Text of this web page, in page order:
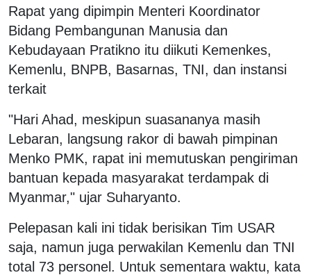
Rapat yang dipimpin Menteri Koordinator
Bidang Pembangunan Manusia dan
Kebudayaan Pratikno itu diikuti Kemenkes,
Kemenlu, BNPB, Basarnas, TNI, dan instansi
terkait
"Hari Ahad, meskipun suasananya masih
Lebaran, langsung rakor di bawah pimpinan
Menko PMK, rapat ini memutuskan pengiriman
bantuan kepada masyarakat terdampak di
Myanmar," ujar Suharyanto.
Pelepasan kali ini tidak berisikan Tim USAR
saja, namun juga perwakilan Kemenlu dan TNI
total 73 personel. Untuk sementara waktu, kata